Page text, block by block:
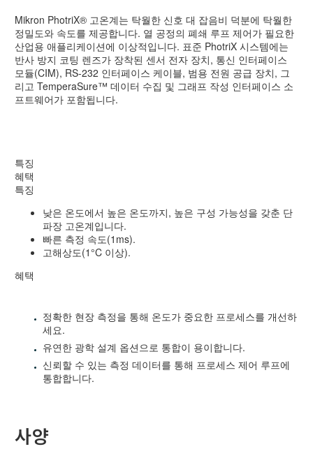
Mikron PhotriX® 고온계는 탁월한 신호 대 잡음비 덕분에 탁월한
정밀도와 속도를 제공합니다. 열 공정의 폐쇄 루프 제어가 필요한
산업용 애플리케이션에 이상적입니다. 표준 PhotriX 시스템에는
반사 방지 코팅 렌즈가 장착된 센서 전자 장치, 통신 인터페이스
모듈(CIM), RS-232 인터페이스 케이블, 범용 전원 공급 장치, 그
리고 TemperaSure™ 데이터 수집 및 그래프 작성 인터페이스 소
프트웨어가 포함됩니다.
특징
혜택
특징
낮은 온도에서 높은 온도까지, 높은 구성 가능성을 갖춘 단
파장 고온계입니다.
빠른 측정 속도(1ms).
고해상도(1°C 이상).
혜택
정확한 현장 측정을 통해 온도가 중요한 프로세스를 개선하
세요.
유연한 광학 설계 옵션으로 통합이 용이합니다.
신뢰할 수 있는 측정 데이터를 통해 프로세스 제어 루프에
통합합니다.
사양